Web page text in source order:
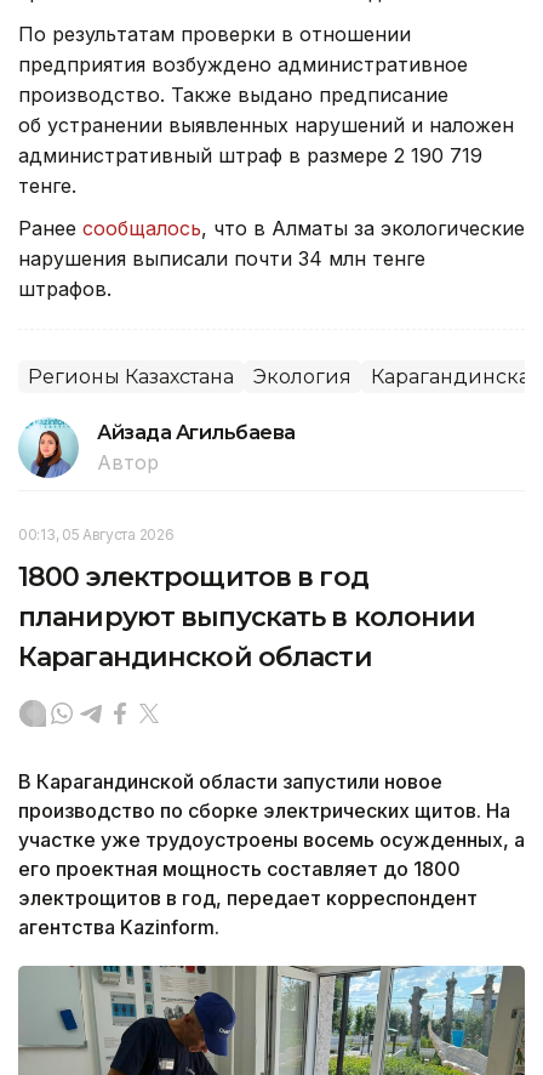
По результатам проверки в отношении
предприятия возбуждено административное
производство. Также выдано предписание
об устранении выявленных нарушений и наложен
административный штраф в размере 2 190 719
тенге.
Ранее сообщалось, что в Алматы за экологические
нарушения выписали почти 34 млн тенге
штрафов.
Регионы Казахстана Экология
Айзада Агильбаева
Автор
00:13, 05 Августа 2026
1800 электрощитов в год
планируют выпускать в колонии
Карагандинской области
В Карагандинской области запустили новое
производство по сборке электрических щитов. На
участке уже трудоустроены восемь осужденных, а
его проектная мощность составляет до 1800
электрощитов в год, передает корреспондент
агентства Kazinform.